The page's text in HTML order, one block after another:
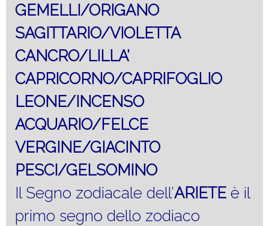
GEMELLI/ORIGANO
SAGITTARIO/VIOLETTA
CANCRO/LILLA’
CAPRICORNO/CAPRIFOGLIO
LEONE/INCENSO
ACQUARIO/FELCE
VERGINE/GIACINTO
PESCI/GELSOMINO
Il Segno zodiacale dell’ARIETE è il
primo segno dello zodiaco